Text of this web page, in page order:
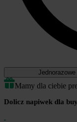
Jednorazowe
Mamy dla ciebie
Dolicz napiwek dla